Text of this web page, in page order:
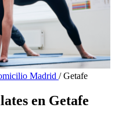
Madrid / Getafe
en Getafe